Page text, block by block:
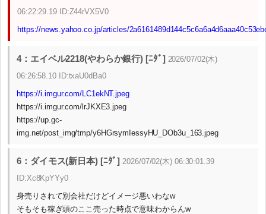
06:22:29.19 ID:Z44rVX5V0
https://news.yahoo.co.jp/articles/
4：エイベル2218(やわらか銀行) [ﾆﾀﾞ] 2026/07/02(木)
06:26:58.10 ID:txaU0dBa0
https://i.imgur.com/LC1ekNT.jpeg
https://i.imgur.com/lrJKXE3.jpeg
https://up.gc-
img.net/post_img/tmp/y6HGrsymIessyHU_DOb3u_163.jpeg
6：ダイモス(新日本) [ﾆﾀﾞ] 2026/07/02(木) 06:30:01.39
ID:Xc8KpYYy0
身売りされて別会社だけどイメージ悪いわなw
そもそも稼ぎ頭のここ売った時点で意味わからんw